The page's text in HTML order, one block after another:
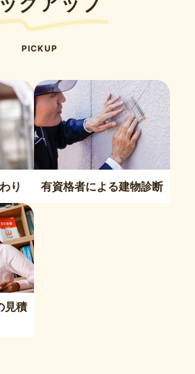
PICKUP
り 有資格者による建物診断
見積